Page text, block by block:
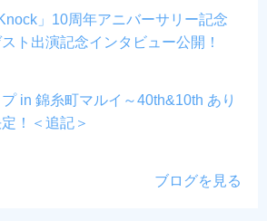
」10周年アニバーサリー記念
ト出演記念インタビュー公開！
プ in 錦糸町マルイ～40th&10th あり
！＜追記＞
ブログを見る